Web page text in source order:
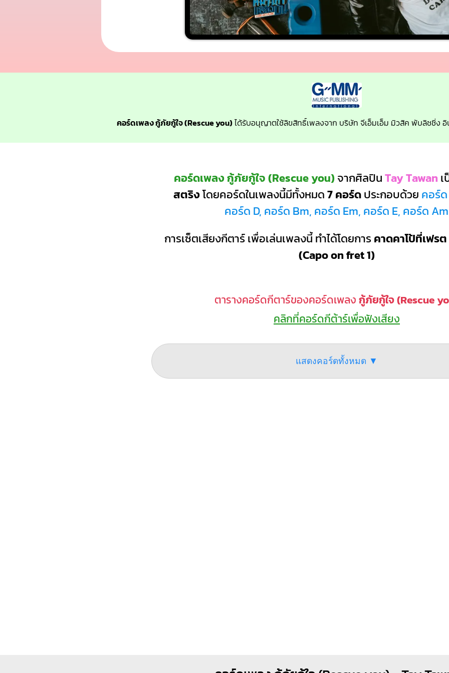
คอร์ดเพลง กู้ภัยกู้ใจ (Rescue you)ได้รับอนุญาตใช้ลิขสิทธิ์เพลงจาก บริษัท จีเอ็มเอ็ม มิวสิค พับลิชชิ่ง อิ
คอร์ดเพลง กู้ภัยกู้ใจ (Rescue you) จากศิลปินTay Tawan
สตริงโดยคอร์ดในเพลงนี้มีทั้งหมด7 คอร์ดประกอบด้วย คอร์ด
คอร์ด D, คอร์ด Bm, คอร์ด Em, คอร์ด E, คอร์ด Am
การเซ็ตเสียงกีตาร์ เพื่อเล่นเพลงนี้ ทำได้โดยการ คาดคาโป้ที่เฟร
(Capo on fret 1)
ตารางคอร์ดกีตาร์ของคอร์ดเพลงกู้ภัยกู้ใจ (Rescue
คลิกที่คอร์ดกีต้าร์เพื่อฟังเสียง
แสดงคอร์ดทั้งหมด ▼